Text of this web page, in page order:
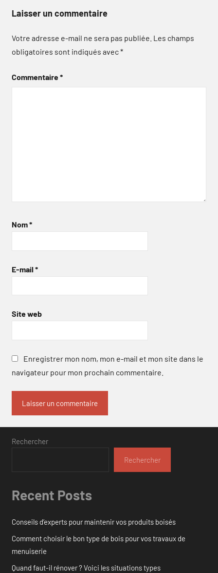
Laisser un commentaire
Votre adresse e-mail ne sera pas publiée. Les champs
obligatoires sont indiqués avec*
Commentaire*
Nom*
E-mail *
Site web
Enregistrer mon nom, mon e-mail et mon site dans le
navigateur pour mon prochain commentaire.
Rechercher
Rechercher
Recent Posts
Conseils d’experts pour maintenir vos produits boisés
Comment choisir le bon type de bois pour vos travaux de
menuiserie
Quand faut-il rénover ? Voici les situations types